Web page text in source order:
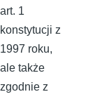
art. 1
konstytucji z
1997 roku,
ale także
zgodnie z